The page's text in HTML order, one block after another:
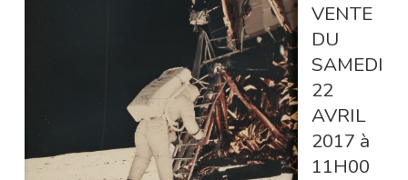
VENTE
DU
SAMEDI
22
AVRIL
2017 à
11H00